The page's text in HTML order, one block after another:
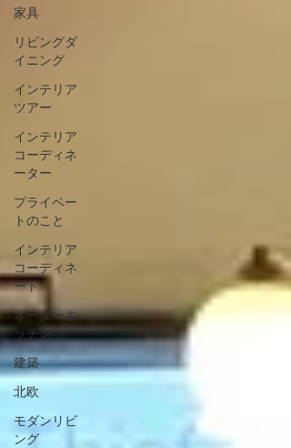
家具
リビングダ
イニング
インテリア
ツアー
インテリア
コーディネ
ーター
プライベー
トのこと
インテリア
コーディネ
ート
オーダーキ
ッチン
建築
北欧
モダンリビ
ング